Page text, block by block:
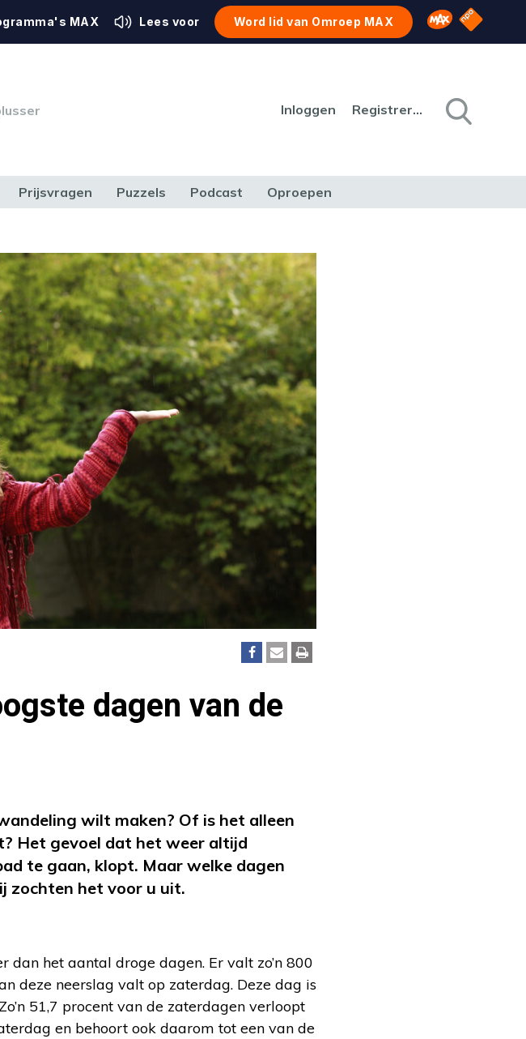
MAX Lees voor Word lid van Omroep MAX Omroep MAX
NPO
Inloggen Registreren
Prijsvragen Puzzels Podcast Oproepen
dagen van de
wilt maken? Of is het alleen
Het gevoel dat het weer altijd
te gaan, klopt. Maar welke dagen
zochten het voor u uit.
het aantal droge dagen. Er valt zo’n 800
deze neerslag valt op zaterdag. Deze dag is
51,7 procent van de zaterdagen verloopt
en behoort ook daarom tot een van de